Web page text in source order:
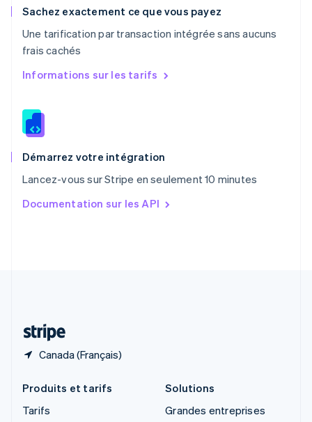
Sachez exactement ce que vous payez
Une tarification par transaction intégrée sans aucuns
frais cachés
Informations sur les tarifs
Démarrez votre intégration
Lancez-vous sur Stripe en seulement 10 minutes
Documentation sur les API
Canada (Français)
English
PortuguêsEnglish
RAS de Hong Kong, Chine
English
Roumanie
Royaume-Uni
English
English简体中文
English
Produits et tarifs
Tarifs
Solutions
Grandes entreprises